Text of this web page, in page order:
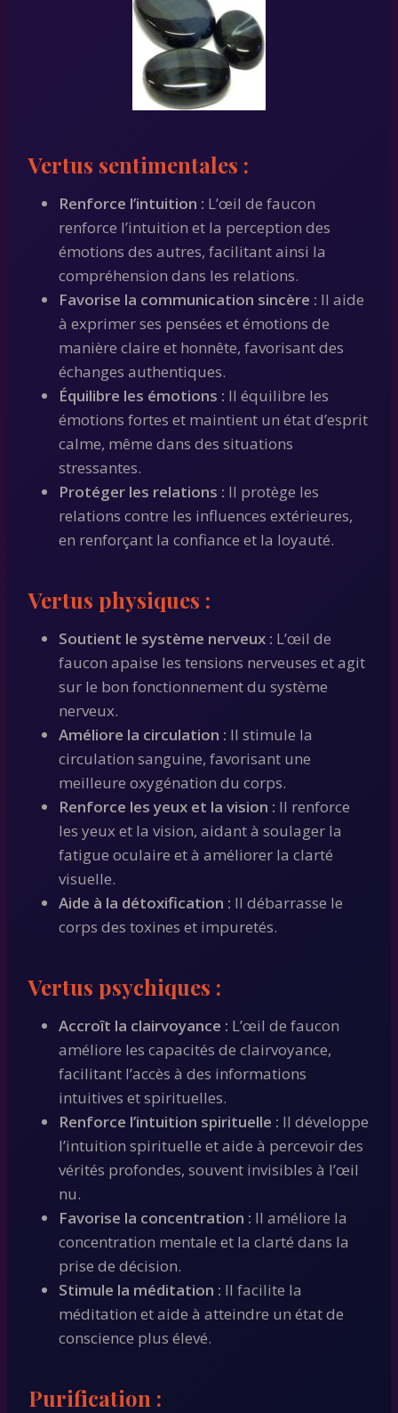
Vertus sentimentales :
Renforce l’intuition : L’œil de faucon
renforce l’intuition et la perception des
émotions des autres, facilitant ainsi la
compréhension dans les relations.
Favorise la communication sincère : Il aide
à exprimer ses pensées et émotions de
manière claire et honnête, favorisant des
échanges authentiques.
Équilibre les émotions : Il équilibre les
émotions fortes et maintient un état d’esprit
calme, même dans des situations
stressantes.
Protéger les relations : Il protège les
relations contre les influences extérieures,
en renforçant la confiance et la loyauté.
Vertus physiques :
Soutient le système nerveux : L’œil de
faucon apaise les tensions nerveuses et agit
sur le bon fonctionnement du système
nerveux.
Améliore la circulation : Il stimule la
circulation sanguine, favorisant une
meilleure oxygénation du corps.
Renforce les yeux et la vision : Il renforce
les yeux et la vision, aidant à soulager la
fatigue oculaire et à améliorer la clarté
visuelle.
Aide à la détoxification : Il débarrasse le
corps des toxines et impuretés.
Vertus psychiques :
Accroît la clairvoyance : L’œil de faucon
améliore les capacités de clairvoyance,
facilitant l’accès à des informations
intuitives et spirituelles.
Renforce l’intuition spirituelle : Il développe
l’intuition spirituelle et aide à percevoir des
vérités profondes, souvent invisibles à l’œil
nu.
Favorise la concentration : Il améliore la
concentration mentale et la clarté dans la
prise de décision.
Stimule la méditation : Il facilite la
méditation et aide à atteindre un état de
conscience plus élevé.
Purification :